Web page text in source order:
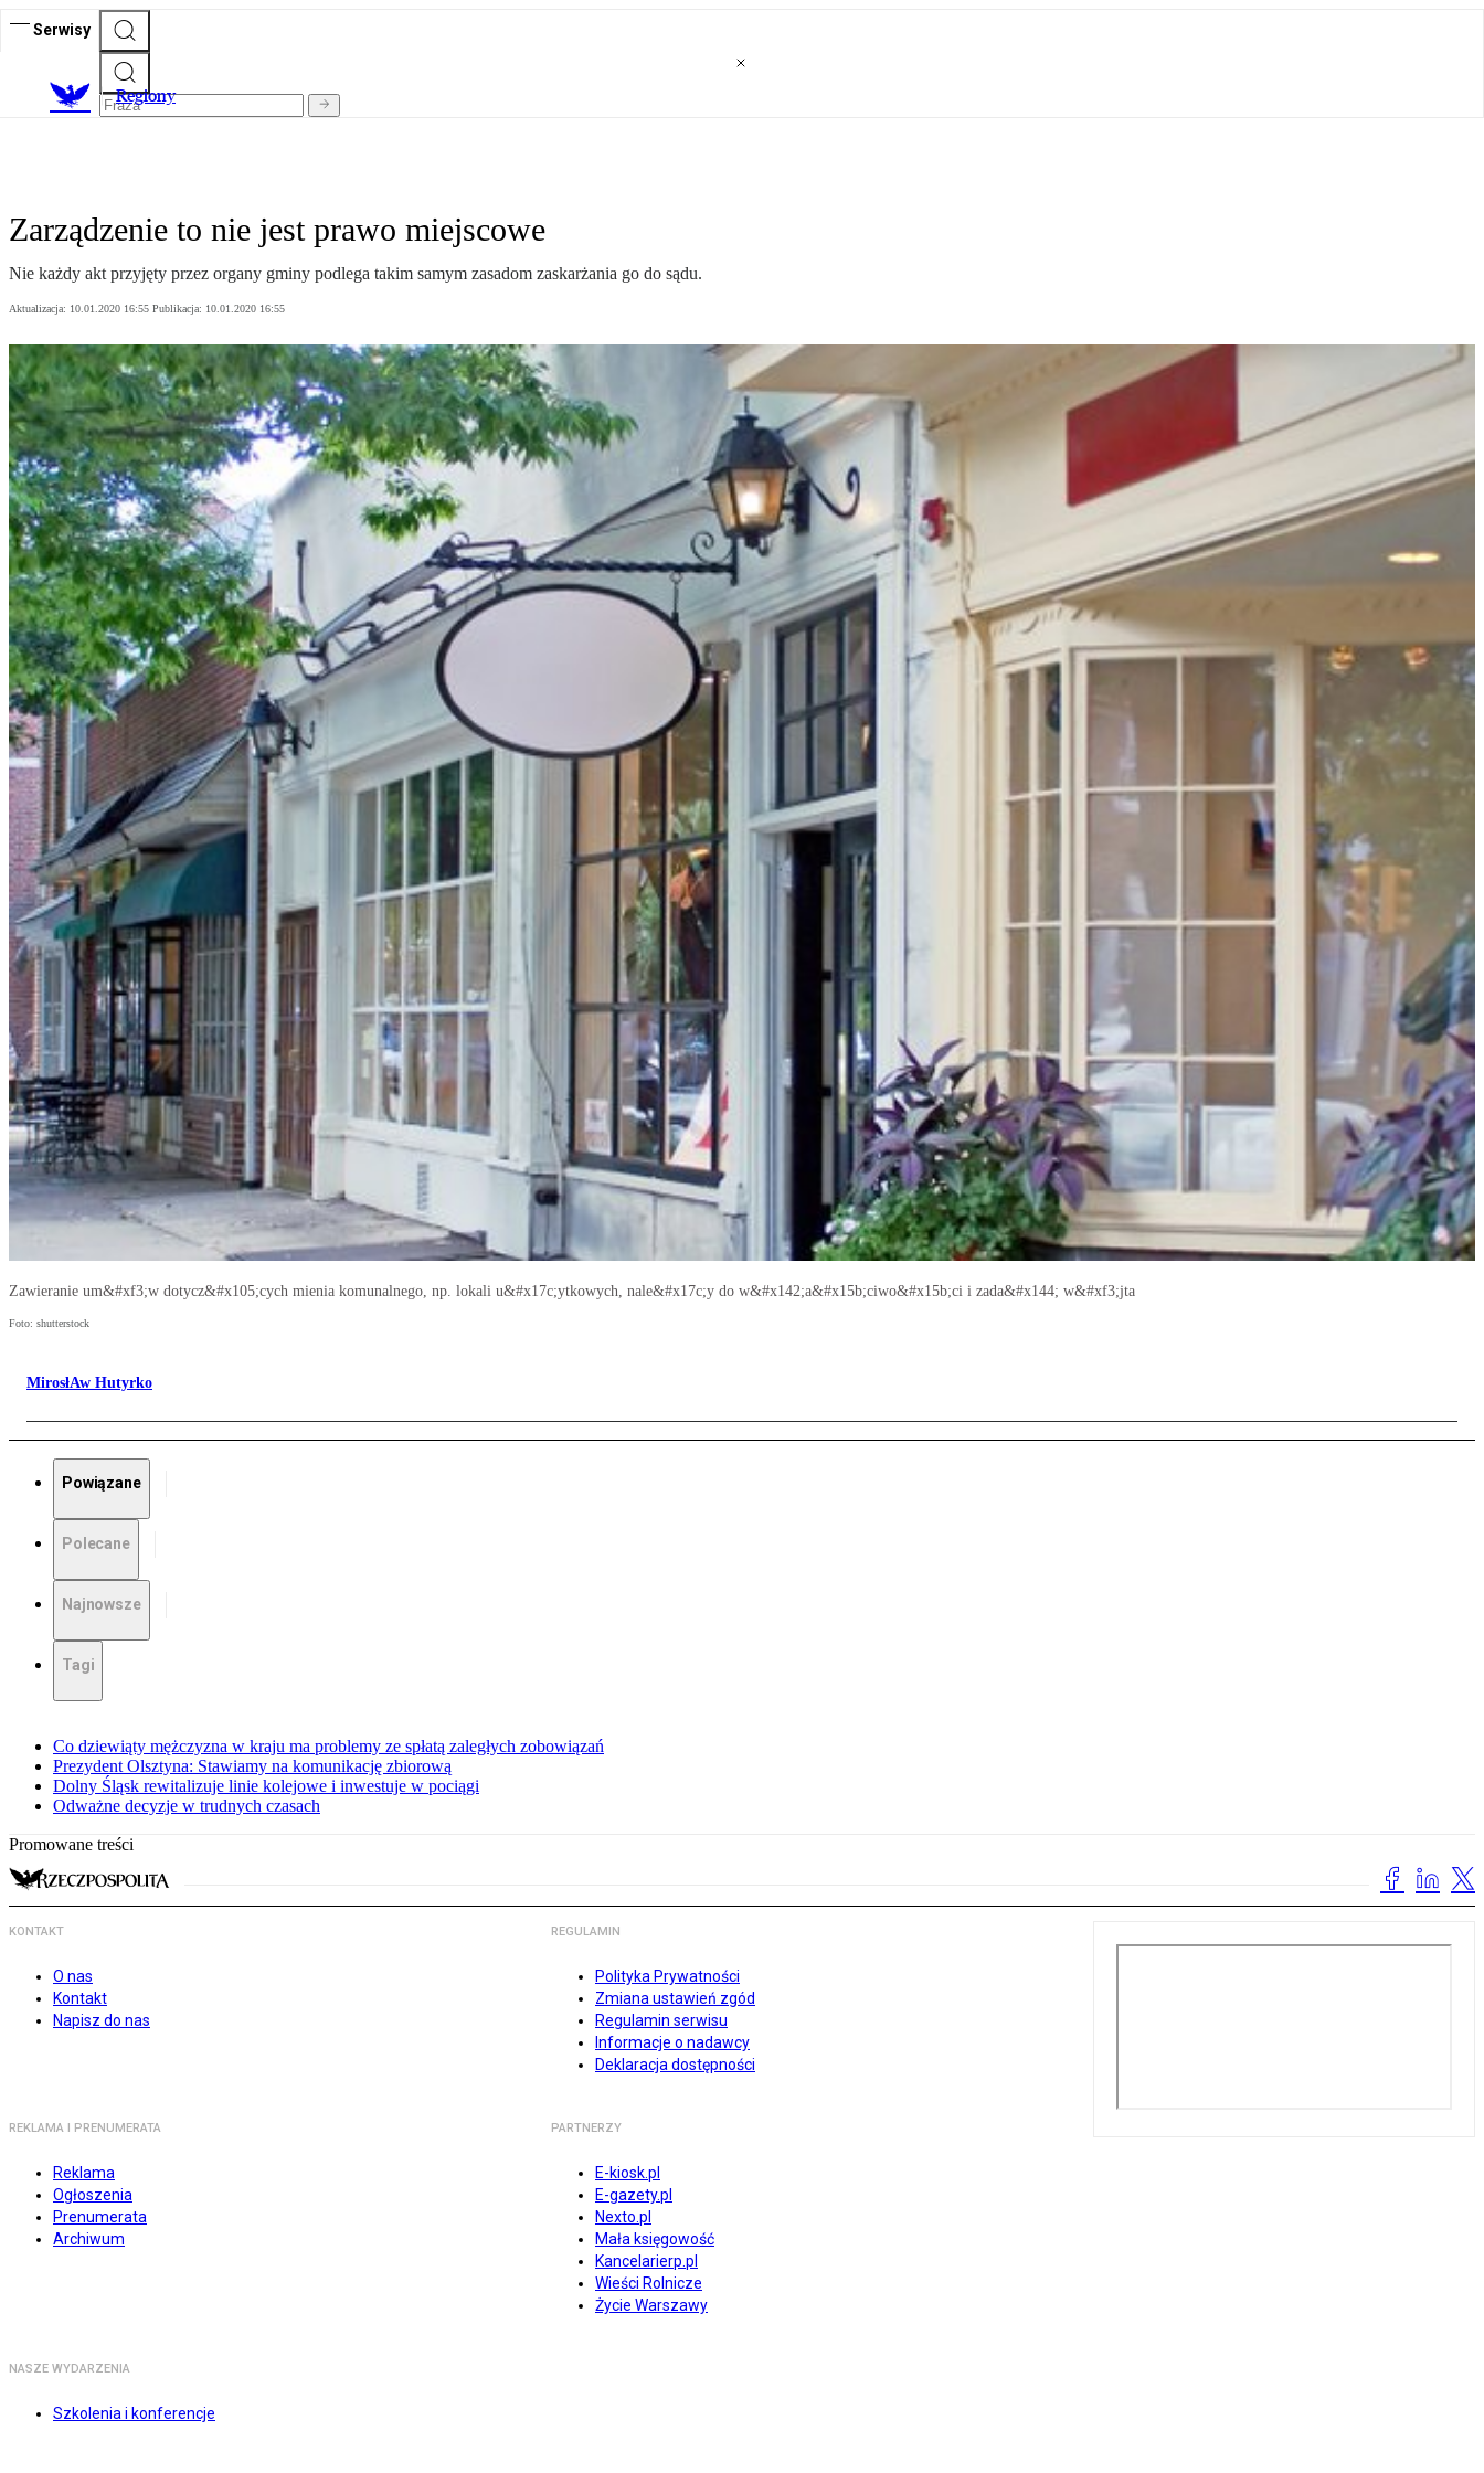
Serwisy
Regiony
Zarządzenie to nie jest prawo miejscowe
Nie każdy akt przyjęty przez organy gminy podlega takim samym zasadom zaskarżania go do sądu.
Aktualizacja: 10.01.2020 16:55 Publikacja: 10.01.2020 16:55
Zawieranie um&#xf3;w dotycz&#x105;cych mienia komunalnego, np. lokali u&#x17c;ytkowych, nale&#x17c;y do w&#x142;a&#x15b;ciwo&#x15b;ci i zada&#x144; w&#xf3;jta
Foto: shutterstock
MirosłAw Hutyrko
Powiązane
Polecane
Najnowsze
Tagi
Co dziewiąty mężczyzna w kraju ma problemy ze spłatą zaległych zobowiązań
Prezydent Olsztyna: Stawiamy na komunikację zbiorową
Dolny Śląsk rewitalizuje linie kolejowe i inwestuje w pociągi
Odważne decyzje w trudnych czasach
Promowane treści
KONTAKT
O nas
Kontakt
Napisz do nas
REGULAMIN
Polityka Prywatności
Zmiana ustawień zgód
Regulamin serwisu
Informacje o nadawcy
Deklaracja dostępności
REKLAMA I PRENUMERATA
Reklama
Ogłoszenia
Prenumerata
Archiwum
PARTNERZY
E-kiosk.pl
E-gazety.pl
Nexto.pl
Mała księgowość
Kancelarierp.pl
Wieści Rolnicze
Życie Warszawy
NASZE WYDARZENIA
Szkolenia i konferencje